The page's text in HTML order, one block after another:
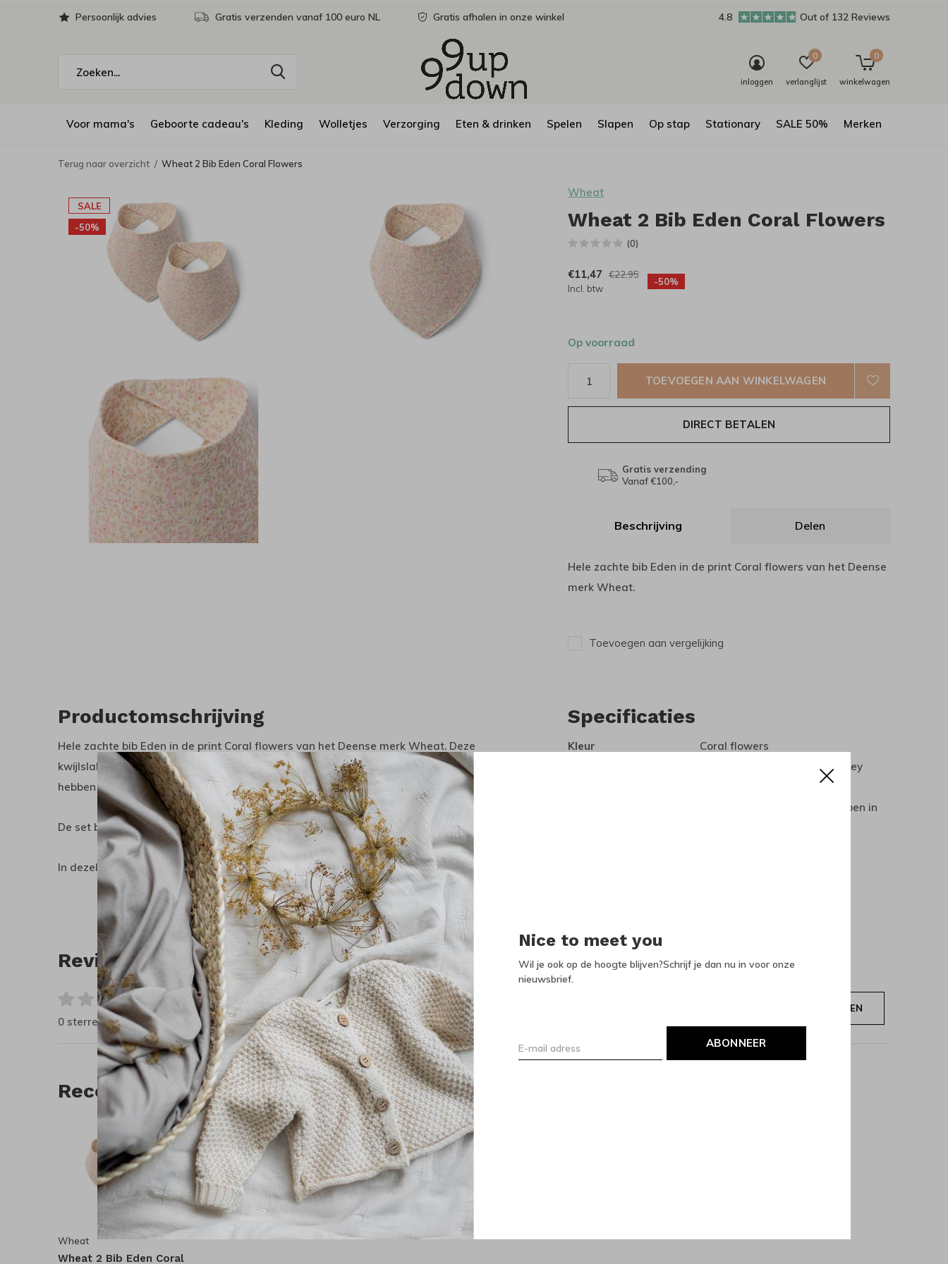
Nice to meet you
Wil je ook op de hoogte blijven?Schrijf je dan nu in voor onze
nieuwsbrief.
ABONNEER
Voor mama's Geboorte cadeau's Kleding Wolletjes Verzorging Eten & drinken Spelen Slapen Op stap Stationary SALE 50% Merken
inloggen verlanglijst
0
winkelwagen
0
Persoonlijk advies Gratis verzenden vanaf 100 euro NL Gratis afhalen in onze winkel 4.8 Out of 132 Reviews
Terug naar overzicht Wheat 2 Bib Eden Coral Flowers
SALE
-50%
Wheat
Wheat 2 Bib Eden Coral Flowers
(0)
€11,47
€22,95
Incl. btw
-50%
Op voorraad
TOEVOEGEN AAN WINKELWAGEN
DIRECT BETALEN
Gratis verzending
Vanaf €100,-
Beschrijving Delen
Hele zachte bib Eden in de print Coral flowers van het Deense
merk Wheat.
Toevoegen aan vergelijking
Productomschrijving
Hele zachte bib Eden in de print Coral flowers van het Deense merk Wheat. Deze
kwijlslabbetjes zijn gemaakt van een dubbele laag biologische katoen jersey. De slabbetjes
hebben een mooi fijn bloemprintje en sluiten aan de achterkant met kleine drukkertjes.
De set bestaat uit 2 slabbetjes.
In dezelfde print zijn er ook nog een romper en legging te krijgen.
Specificaties
Kleur
Coral flowers
100% biologische katoen jersey
30 graden fijnwas / kan krimpen in
Reviews
0/ 5
0 sterren op basis van 0 beoordelingen
JE BEOORDELING TOEVOEGEN
Recente artikelen
Wheat
Wheat 2 Bib Eden Coral